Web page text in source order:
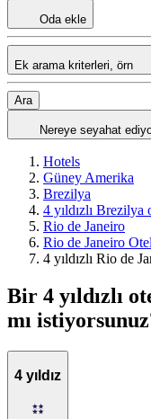
Oda ekle
Ek arama kriterleri, örn
Ara
Nereye seyahat
Hotels
Güney Amerika
Brezilya
4 yıldızlı Brezilya
Rio de Janeiro
Rio de Janeiro
4 yıldızlı Rio de
Bir 4 yıldızlı
mı
4 yıldız